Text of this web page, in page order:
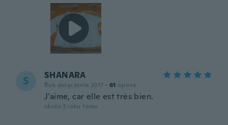
S SHANARA
Rok dołączenia 2017 · 61 opinie
J'aime, car elle est très bien.
około 3 roku temu